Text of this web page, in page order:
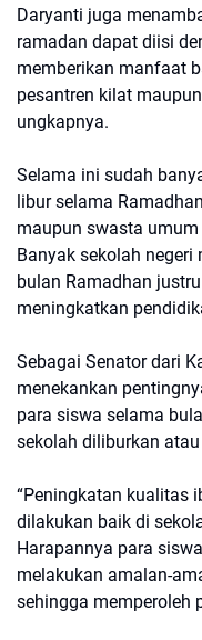
Daryanti juga
ramadan dapat diisi
memberikan manfaat
pesantren kilat
ungkapnya.
Selama ini sudah
libur selama
maupun swasta
Banyak sekolah
bulan Ramadhan
meningkatkan
Sebagai Senator dari
menekankan
para siswa selama
sekolah diliburkan
“Peningkatan kualitas
dilakukan baik di
Harapannya para
melakukan amalan-
sehingga memperoleh